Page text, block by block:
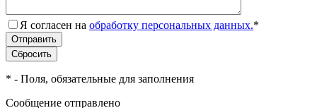
Я согласен на обработку персональных данных.*
* - Поля, обязательные для заполнения
Сообщение отправлено